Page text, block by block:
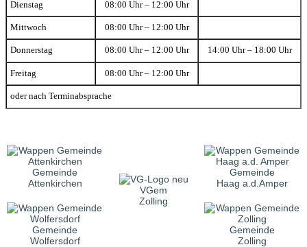
Dienstag 08:00 Uhr – 12:00 Uhr
Mittwoch 08:00 Uhr – 12:00 Uhr
Donnerstag 08:00 Uhr – 12:00 Uhr 14:00 Uhr – 18:00 Uhr
Freitag 08:00 Uhr – 12:00 Uhr
oder nach Terminabsprache
Gemeinde
Attenkirchen
VGem
Zolling
Gemeinde
Haag a.d.Amper
Gemeinde
Wolfersdorf
Gemeinde
Zolling